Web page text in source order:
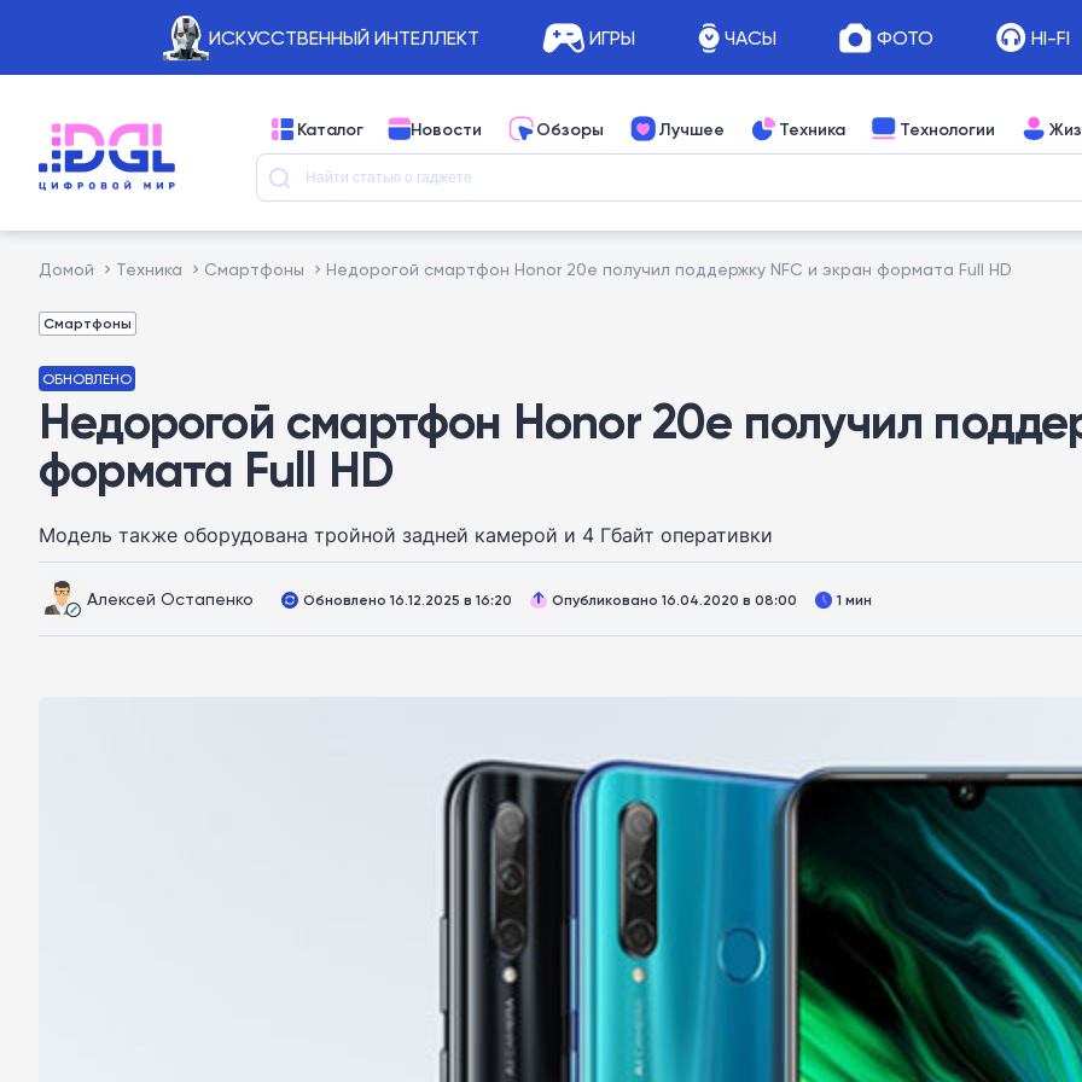
ИСКУССТВЕННЫЙ ИНТЕЛЛЕКТ ИГРЫ ЧАСЫ ФОТО HI-FI
Каталог Новости Обзоры Лучшее Техника Технологии
Домой Техника Смартфоны Недорогой смартфон Honor 20e получил поддержку NFC и экран формата Full HD
Смартфоны
ОБНОВЛЕНО
Недорогой смартфон Honor 20e получил
формата Full HD
Модель также оборудована тройной задней камерой и 4 Гбайт оперативки
Алексей Остапенко Обновлено 16.12.2025 в 16:20 Опубликовано 16.04.2020 в 08:00 1 мин